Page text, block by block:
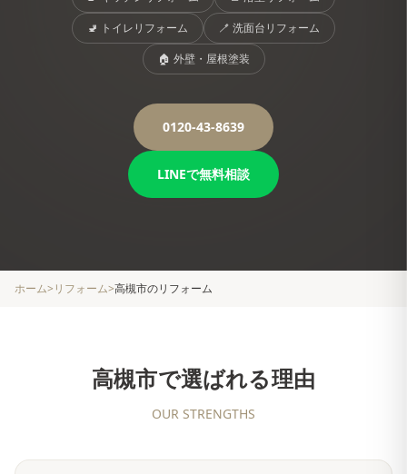
🚽 トイレリフォーム 🪥 洗面台リフォーム
🏠 外壁・屋根塗装
0120-43-8639
LINEで無料相談
ホーム> リフォーム>高槻市のリフォーム
高槻市で選ばれる理由
OUR STRENGTHS